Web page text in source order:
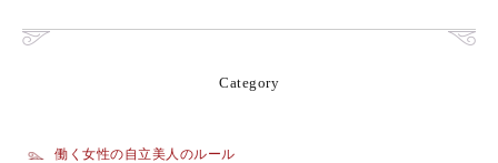
Category
働く女性の自立美人のルール